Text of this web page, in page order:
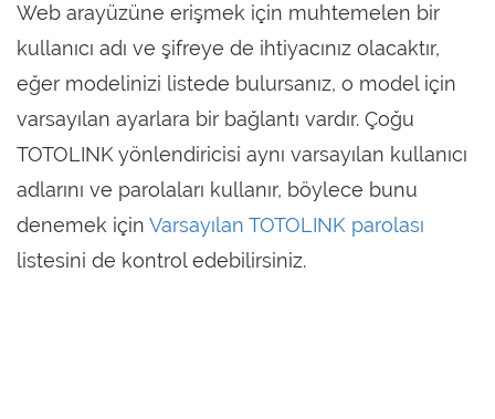
Web arayüzüne erişmek için muhtemelen bir
kullanıcı adı ve şifreye de ihtiyacınız olacaktır,
eğer modelinizi listede bulursanız, o model için
varsayılan ayarlara bir bağlantı vardır. Çoğu
TOTOLINK yönlendiricisi aynı varsayılan kullanıcı
adlarını ve parolaları kullanır, böylece bunu
denemek için Varsayılan TOTOLINK parolası
listesini de kontrol edebilirsiniz.